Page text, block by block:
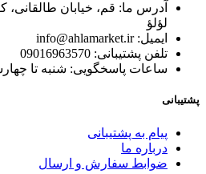
لؤلؤ
ایمیل: info@ahlamarket.ir
تلفن پشتیبانی: 09016963570
ساعات پاسخگویی: شنبه تا چهارشنبه
پشتیبانی
پیام به پشتیبانی
درباره ما
ضوابط سفارش و ارسال